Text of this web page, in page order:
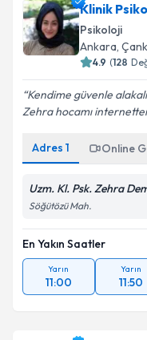
Klinik
Psikoloji
Ankara,
4.9 (128
Kendime güvenle
Zehra hocamı
Adres 1 Online
Uzm. Kl. Psk. Zehra
Söğütözü Mah.
En Yakın Saatler
Yarın
11:00
Yarın
11:50